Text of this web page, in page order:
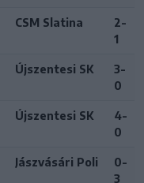
CSM Slatina
2-
1
Újszentesi SK
3-
0
Újszentesi SK
4-
0
Jászvásári Poli
0-
3